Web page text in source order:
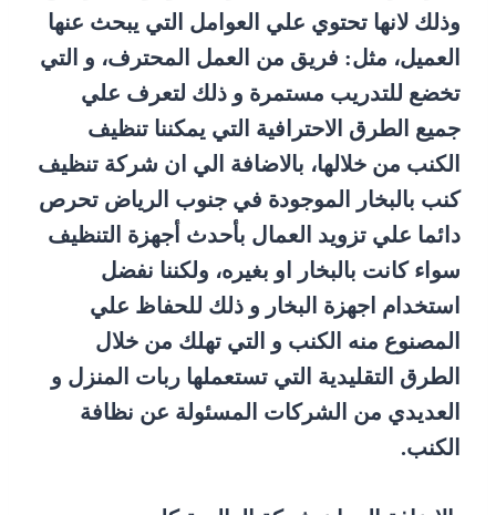
وذلك لانها تحتوي علي العوامل التي يبحث عنها
العميل، مثل: فريق من العمل المحترف، و التي
تخضع للتدريب مستمرة و ذلك لتعرف علي
جميع الطرق الاحترافية التي يمكننا تنظيف
الكنب من خلالها، بالاضافة الي ان شركة تنظيف
كنب بالبخار الموجودة في جنوب الرياض تحرص
دائما علي تزويد العمال بأحدث أجهزة التنظيف
سواء كانت بالبخار او بغيره، ولكننا نفضل
استخدام اجهزة البخار و ذلك للحفاظ علي
المصنوع منه الكنب و التي تهلك من خلال
الطرق التقليدية التي تستعملها ربات المنزل و
العديدي من الشركات المسئولة عن نظافة
الكنب.